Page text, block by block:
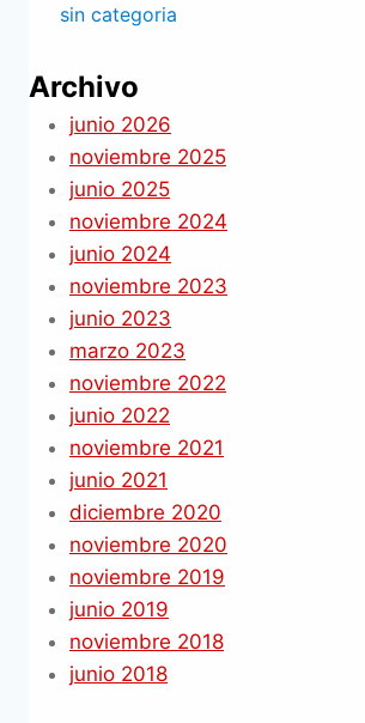
sin categoria
Archivo
junio 2026
noviembre 2025
junio 2025
noviembre 2024
junio 2024
noviembre 2023
junio 2023
marzo 2023
noviembre 2022
junio 2022
noviembre 2021
junio 2021
diciembre 2020
noviembre 2020
noviembre 2019
junio 2019
noviembre 2018
junio 2018